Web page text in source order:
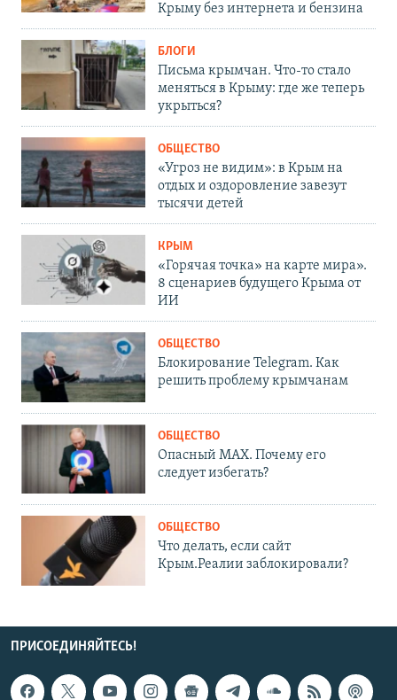
Крыму без интернета и бензина
БЛОГИ
Письма крымчан. Что-то стало
меняться в Крыму: где же теперь
укрыться?
ОБЩЕСТВО
«Угроз не видим»: в Крым на
отдых и оздоровление завезут
тысячи детей
КРЫМ
«Горячая точка» на карте мира».
8 сценариев будущего Крыма от
ИИ
ОБЩЕСТВО
Блокирование Telegram. Как
решить проблему крымчанам
ОБЩЕСТВО
Опасный MAX. Почему его
следует избегать?
ОБЩЕСТВО
Что делать, если сайт
Крым.Реалии заблокировали?
ПРИСОЕДИНЯЙТЕСЬ!